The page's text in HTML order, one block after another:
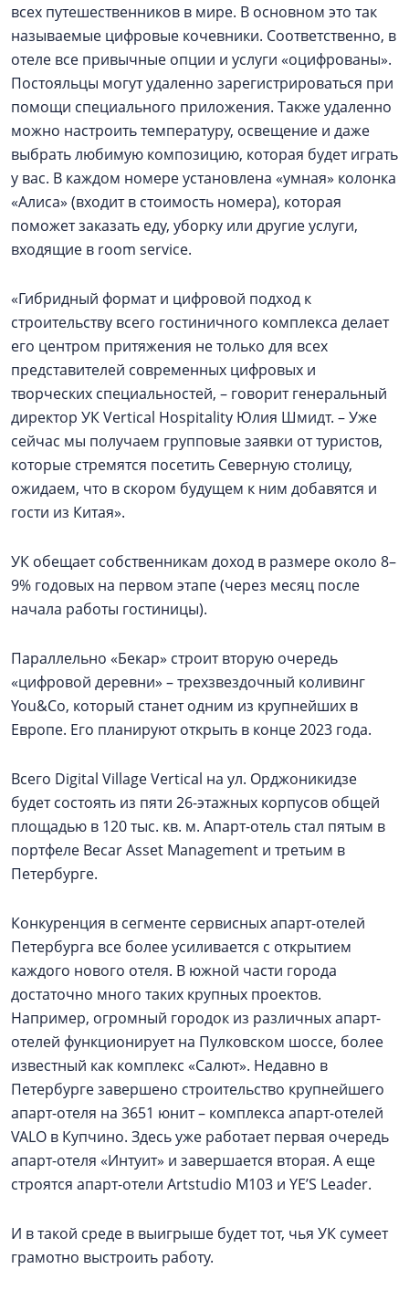
всех путешественников в мире. В основном это так
называемые цифровые кочевники. Соответственно, в
отеле все привычные опции и услуги «оцифрованы».
Постояльцы могут удаленно зарегистрироваться при
помощи специального приложения. Также удаленно
можно настроить температуру, освещение и даже
выбрать любимую композицию, которая будет играть
у вас. В каждом номере установлена «умная» колонка
«Алиса» (входит в стоимость номера), которая
поможет заказать еду, уборку или другие услуги,
входящие в room service.
«Гибридный формат и цифровой подход к
строительству всего гостиничного комплекса делает
его центром притяжения не только для всех
представителей современных цифровых и
творческих специальностей, – говорит генеральный
директор УК Vertical Hospitality Юлия Шмидт. – Уже
сейчас мы получаем групповые заявки от туристов,
которые стремятся посетить Северную столицу,
ожидаем, что в скором будущем к ним добавятся и
гости из Китая».
УК обещает собственникам доход в размере около 8–
9% годовых на первом этапе (через месяц после
начала работы гостиницы).
Параллельно «Бекар» строит вторую очередь
«цифровой деревни» – трехзвездочный коливинг
You&Co, который станет одним из крупнейших в
Европе. Его планируют открыть в конце 2023 года.
Всего Digital Village Vertical на ул. Орджоникидзе
будет состоять из пяти 26-этажных корпусов общей
площадью в 120 тыс. кв. м. Апарт-отель стал пятым в
портфеле Becar Asset Management и третьим в
Петербурге.
Конкуренция в сегменте сервисных апарт-отелей
Петербурга все более усиливается с открытием
каждого нового отеля. В южной части города
достаточно много таких крупных проектов.
Например, огромный городок из различных апарт-
отелей функционирует на Пулковском шоссе, более
известный как комплекс «Салют». Недавно в
Петербурге завершено строительство крупнейшего
апарт-отеля на 3651 юнит – комплекса апарт-отелей
VALO в Купчино. Здесь уже работает первая очередь
апарт-отеля «Интуит» и завершается вторая. А еще
строятся апарт-отели Artstudio M103 и YE’S Leader.
И в такой среде в выигрыше будет тот, чья УК сумеет
грамотно выстроить работу.